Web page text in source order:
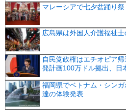
マレーシアで七夕盆踊り
広島県は外国人介護福祉
自民党政権はエチオピア
発計画100万ドル拠出、日
福岡県でベトナム・シン
達の体験発表